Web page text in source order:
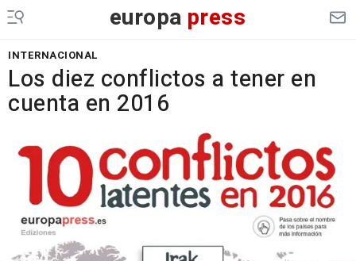
europa press
INTERNACIONAL
Los diez conflictos a tener en
cuenta en 2016